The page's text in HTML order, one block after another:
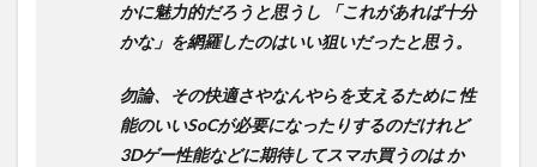
かに魅力的だろうと思うし
「これがあれば十分
かな」を網羅したのはいい狙いだったと思う 。
勿論、その快適さやなんやらを支えるために 性
能のいいSoCが必要になったりするのだけれど
3Dゲー性能などに期待してスマホ買うのは か